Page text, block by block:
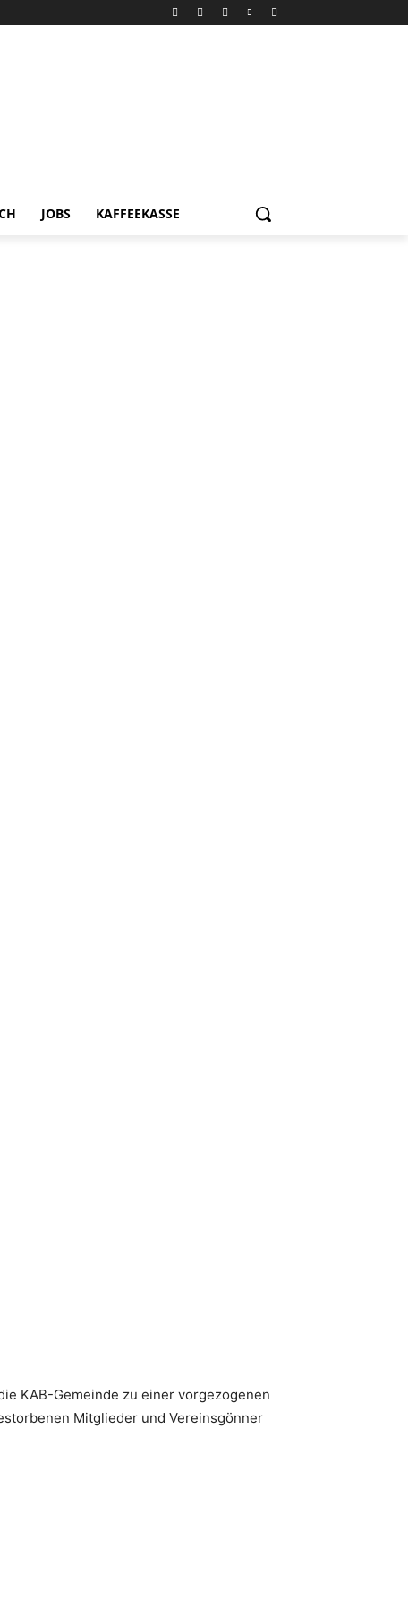
JOBS KAFFEEKASSE
KAB-Gemeinde zu einer vorgezogenen
Mitglieder und Vereinsgönner